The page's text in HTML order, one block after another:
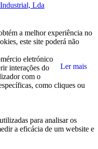
Lda
a melhor experiência no
este site poderá não
Ler mais
eletrónico
interações do
com o
como cliques ou
para analisar os
a eficácia de um website e